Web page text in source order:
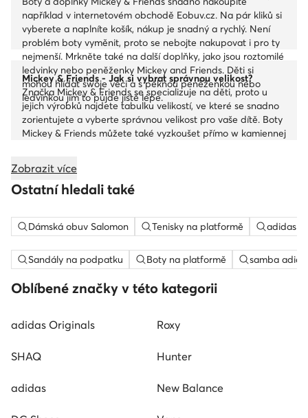
například v internetovém obchodě Eobuv.cz. Na pár kliků si
vyberete a naplníte košík, nákup je snadný a rychlý. Není
problém boty vyměnit, proto se nebojte nakupovat i pro ty
nejmenší. Mrkněte také na další doplňky, jako jsou roztomilé
ledvinky nebo peněženky Mickey and Friends. Děti si
mohou hlídat swoje věci a s pěknou peněženkou nebo
ledvinkou jim to půjde jistě lépe.
Mickey & Friends - Jak si vybrat správnou velikost?
Značka Mickey & Friends se specializuje na děti, proto u
jejich výrobků najdete tabulku velikostí, ve které se snadno
zorientujete a vyberte správnou velikost pro vaše dítě. Boty
Mickey & Friends můžete také vyzkoušet přímo w kamiennej
Zobrazit více
Ostatní hledali také
Dámská obuv Salomon Tenisky na platformě adidas
Sandály na podpatku Boty na platformě samba
Oblíbené značky v této kategorii
adidas Originals Roxy
SHAQ Hunter
adidas New Balance